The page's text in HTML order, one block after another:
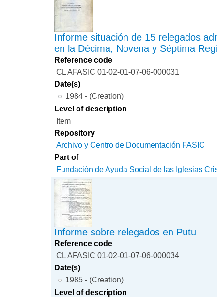
Informe situación de 15 relegados
en la Décima, Novena y Séptima
Reference code
CL AFASIC 01-02-01-07-06-000031
Date(s)
1984 - (Creation)
Level of description
Item
Repository
Archivo y Centro de Documentación FASIC
Part of
Fundación de Ayuda Social de las Iglesias
Informe sobre relegados en Putu
Reference code
CL AFASIC 01-02-01-07-06-000034
Date(s)
1985 - (Creation)
Level of description